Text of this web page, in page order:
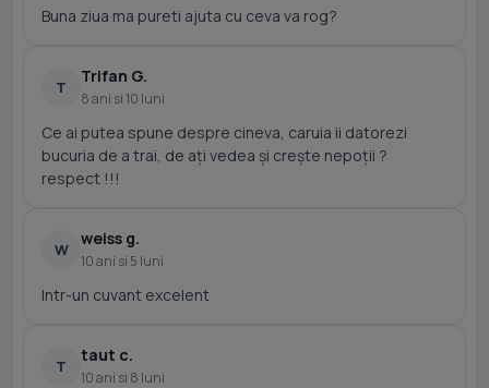
Buna ziua ma pureti ajuta cu ceva va rog?
T
Trifan G.
8 ani si 10 luni
Ce ai putea spune despre cineva, caruia ii datorezi
bucuria de a trai, de ați vedea și crește nepoții ?
respect !!!
W
weiss g.
10 ani si 5 luni
Intr-un cuvant excelent
T
taut c.
10 ani si 8 luni